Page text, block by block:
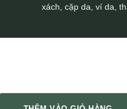
xách, cặp da, ví da,